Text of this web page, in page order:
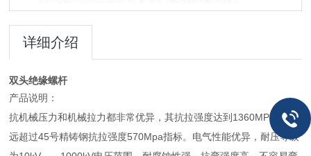
详细介绍
双头绝缘螺杆
产品说明：
抗机械压力和机械拉力都非常优异，其抗拉强度达到1360MPa，远
远超过45号精铸钢抗拉强度570Mpa指标。电气性能优异，耐压等级